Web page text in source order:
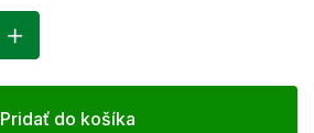
Pridať do košíka